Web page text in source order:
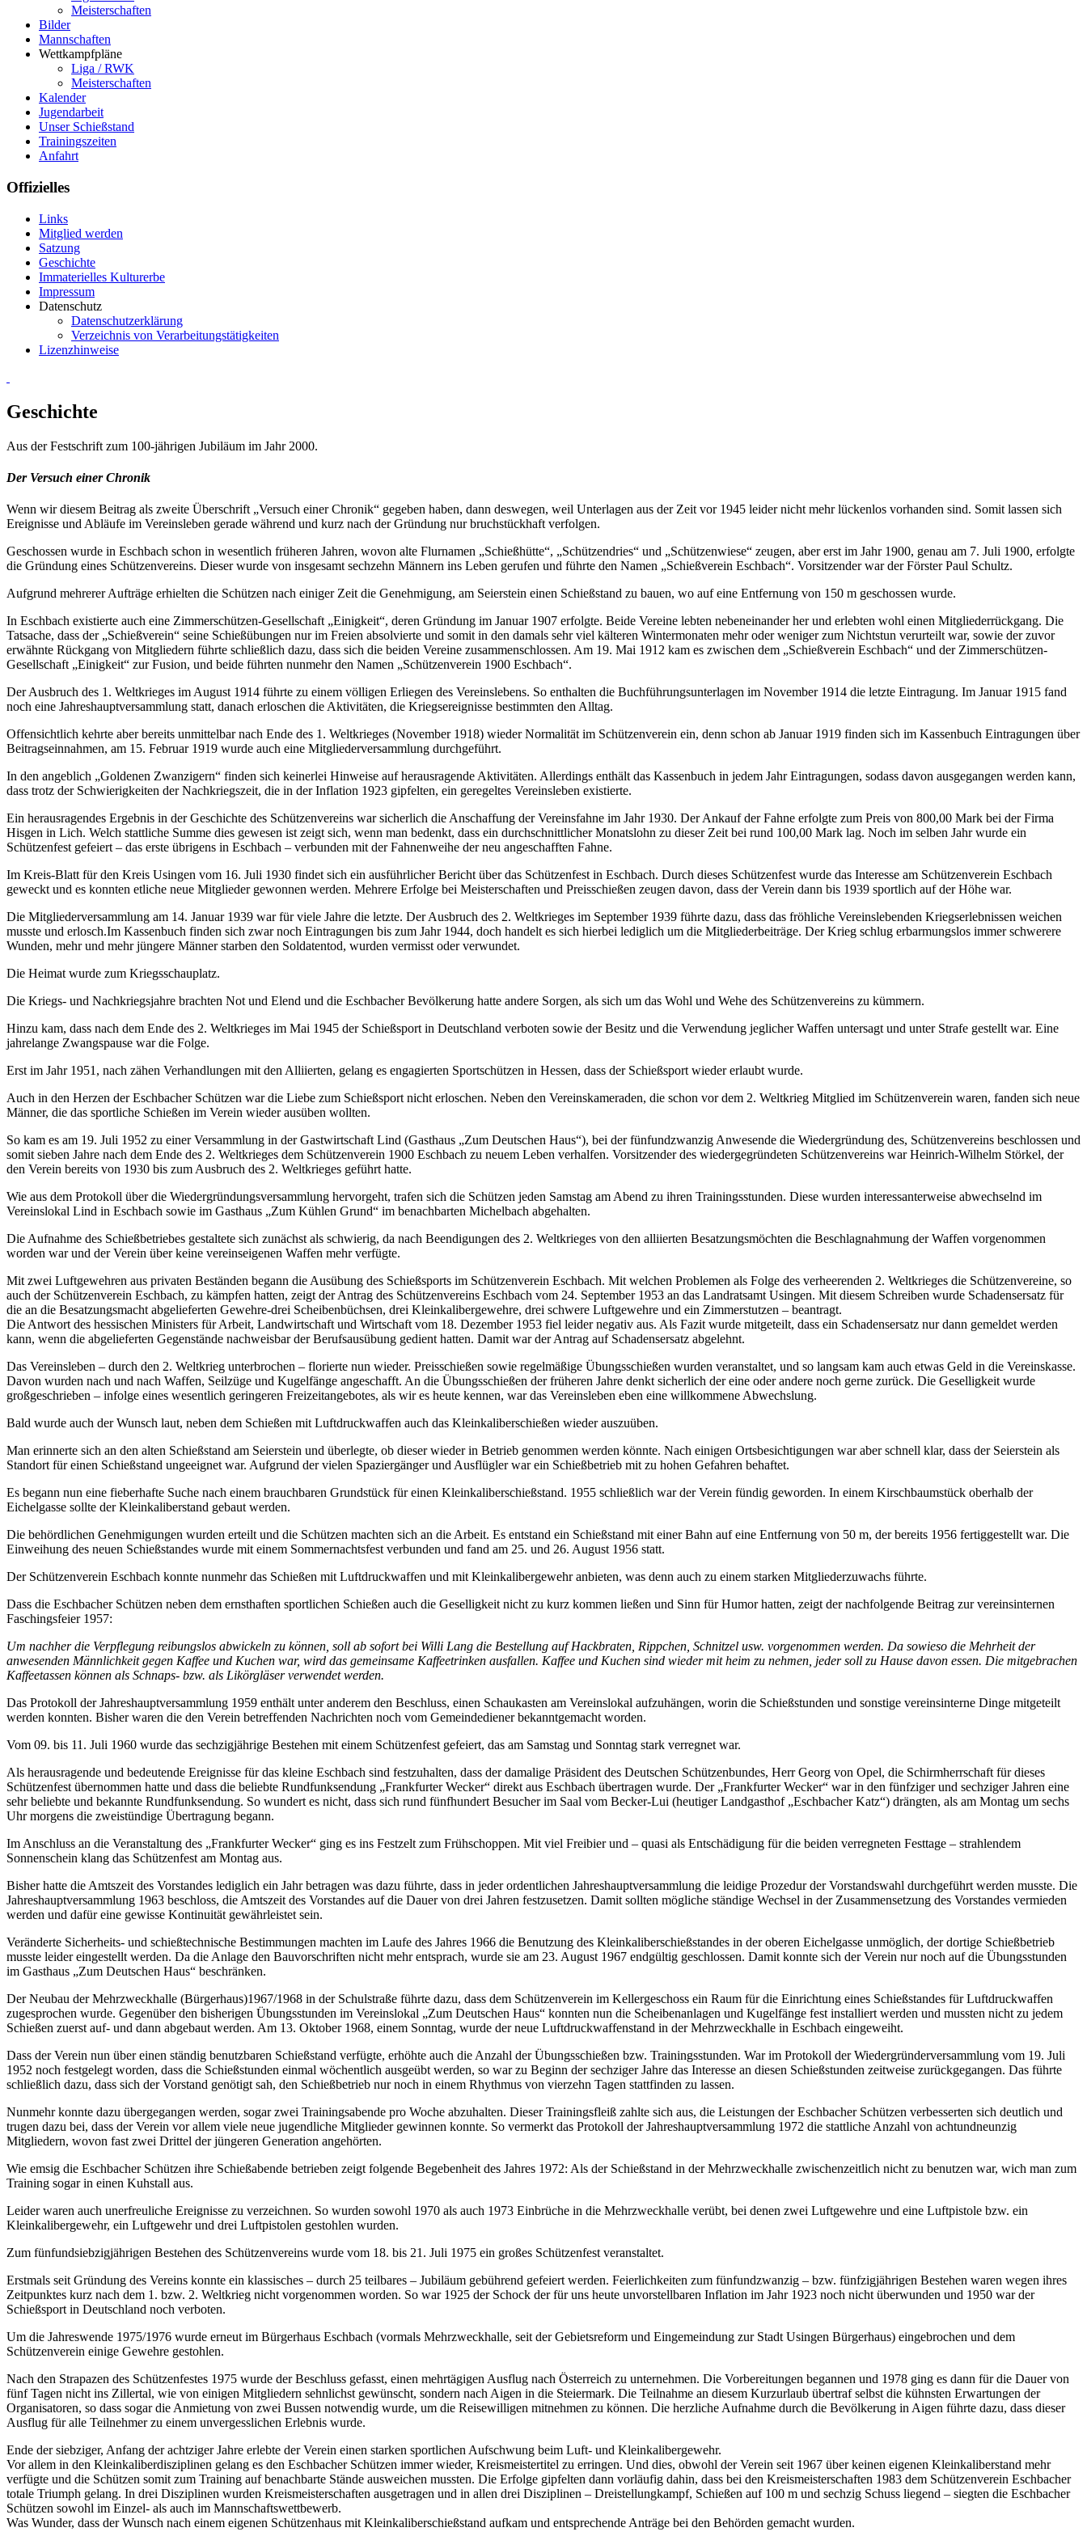
Meisterschaften
Bilder
Mannschaften
Wettkampfpläne
Liga / RWK
Meisterschaften
Kalender
Jugendarbeit
Unser Schießstand
Trainingszeiten
Anfahrt
Offizielles
Links
Mitglied werden
Satzung
Geschichte
Immaterielles Kulturerbe
Impressum
Datenschutz
Datenschutzerklärung
Verzeichnis von Verarbeitungstätigkeiten
Lizenzhinweise
Geschichte
Aus der Festschrift zum 100-jährigen Jubiläum im Jahr 2000.
Der Versuch einer Chronik
Wenn wir diesem Beitrag als zweite Überschrift „Versuch einer Chronik“ gegeben haben, dann deswegen, weil Unterlagen aus der Zeit vor 1945 leider nicht mehr lückenlos vorhanden sind. Somit lassen sich
Ereignisse und Abläufe im Vereinsleben gerade während und kurz nach der Gründung nur bruchstückhaft verfolgen.
Geschossen wurde in Eschbach schon in wesentlich früheren Jahren, wovon alte Flurnamen „Schießhütte“, „Schützendries“ und „Schützenwiese“ zeugen, aber erst im Jahr 1900, genau am 7. Juli 1900, erfolgte
die Gründung eines Schützenvereins. Dieser wurde von insgesamt sechzehn Männern ins Leben gerufen und führte den Namen „Schießverein Eschbach“. Vorsitzender war der Förster Paul Schultz.
Aufgrund mehrerer Aufträge erhielten die Schützen nach einiger Zeit die Genehmigung, am Seierstein einen Schießstand zu bauen, wo auf eine Entfernung von 150 m geschossen wurde.
In Eschbach existierte auch eine Zimmerschützen-Gesellschaft „Einigkeit“, deren Gründung im Januar 1907 erfolgte. Beide Vereine lebten nebeneinander her und erlebten wohl einen Mitgliederrückgang. Die
Tatsache, dass der „Schießverein“ seine Schießübungen nur im Freien absolvierte und somit in den damals sehr viel kälteren Wintermonaten mehr oder weniger zum Nichtstun verurteilt war, sowie der zuvor
erwähnte Rückgang von Mitgliedern führte schließlich dazu, dass sich die beiden Vereine zusammenschlossen. Am 19. Mai 1912 kam es zwischen dem „Schießverein Eschbach“ und der Zimmerschützen-
Gesellschaft „Einigkeit“ zur Fusion, und beide führten nunmehr den Namen „Schützenverein 1900 Eschbach“.
Der Ausbruch des 1. Weltkrieges im August 1914 führte zu einem völligen Erliegen des Vereinslebens. So enthalten die Buchführungsunterlagen im November 1914 die letzte Eintragung. Im Januar 1915 fand
noch eine Jahreshauptversammlung statt, danach erloschen die Aktivitäten, die Kriegsereignisse bestimmten den Alltag.
Offensichtlich kehrte aber bereits unmittelbar nach Ende des 1. Weltkrieges (November 1918) wieder Normalität im Schützenverein ein, denn schon ab Januar 1919 finden sich im Kassenbuch Eintragungen über
Beitragseinnahmen, am 15. Februar 1919 wurde auch eine Mitgliederversammlung durchgeführt.
In den angeblich „Goldenen Zwanzigern“ finden sich keinerlei Hinweise auf herausragende Aktivitäten. Allerdings enthält das Kassenbuch in jedem Jahr Eintragungen, sodass davon ausgegangen werden kann,
dass trotz der Schwierigkeiten der Nachkriegszeit, die in der Inflation 1923 gipfelten, ein geregeltes Vereinsleben existierte.
Ein herausragendes Ergebnis in der Geschichte des Schützenvereins war sicherlich die Anschaffung der Vereinsfahne im Jahr 1930. Der Ankauf der Fahne erfolgte zum Preis von 800,00 Mark bei der Firma
Hisgen in Lich. Welch stattliche Summe dies gewesen ist zeigt sich, wenn man bedenkt, dass ein durchschnittlicher Monatslohn zu dieser Zeit bei rund 100,00 Mark lag. Noch im selben Jahr wurde ein
Schützenfest gefeiert – das erste übrigens in Eschbach – verbunden mit der Fahnenweihe der neu angeschafften Fahne.
Im Kreis-Blatt für den Kreis Usingen vom 16. Juli 1930 findet sich ein ausführlicher Bericht über das Schützenfest in Eschbach. Durch dieses Schützenfest wurde das Interesse am Schützenverein Eschbach
geweckt und es konnten etliche neue Mitglieder gewonnen werden. Mehrere Erfolge bei Meisterschaften und Preisschießen zeugen davon, dass der Verein dann bis 1939 sportlich auf der Höhe war.
Die Mitgliederversammlung am 14. Januar 1939 war für viele Jahre die letzte. Der Ausbruch des 2. Weltkrieges im September 1939 führte dazu, dass das fröhliche Vereinslebenden Kriegserlebnissen weichen
musste und erlosch.Im Kassenbuch finden sich zwar noch Eintragungen bis zum Jahr 1944, doch handelt es sich hierbei lediglich um die Mitgliederbeiträge. Der Krieg schlug erbarmungslos immer schwerere
Wunden, mehr und mehr jüngere Männer starben den Soldatentod, wurden vermisst oder verwundet.
Die Heimat wurde zum Kriegsschauplatz.
Die Kriegs- und Nachkriegsjahre brachten Not und Elend und die Eschbacher Bevölkerung hatte andere Sorgen, als sich um das Wohl und Wehe des Schützenvereins zu kümmern.
Hinzu kam, dass nach dem Ende des 2. Weltkrieges im Mai 1945 der Schießsport in Deutschland verboten sowie der Besitz und die Verwendung jeglicher Waffen untersagt und unter Strafe gestellt war. Eine
jahrelange Zwangspause war die Folge.
Erst im Jahr 1951, nach zähen Verhandlungen mit den Alliierten, gelang es engagierten Sportschützen in Hessen, dass der Schießsport wieder erlaubt wurde.
Auch in den Herzen der Eschbacher Schützen war die Liebe zum Schießsport nicht erloschen. Neben den Vereinskameraden, die schon vor dem 2. Weltkrieg Mitglied im Schützenverein waren, fanden sich neue
Männer, die das sportliche Schießen im Verein wieder ausüben wollten.
So kam es am 19. Juli 1952 zu einer Versammlung in der Gastwirtschaft Lind (Gasthaus „Zum Deutschen Haus“), bei der fünfundzwanzig Anwesende die Wiedergründung des, Schützenvereins beschlossen und
somit sieben Jahre nach dem Ende des 2. Weltkrieges dem Schützenverein 1900 Eschbach zu neuem Leben verhalfen. Vorsitzender des wiedergegründeten Schützenvereins war Heinrich-Wilhelm Störkel, der
den Verein bereits von 1930 bis zum Ausbruch des 2. Weltkrieges geführt hatte.
Wie aus dem Protokoll über die Wiedergründungsversammlung hervorgeht, trafen sich die Schützen jeden Samstag am Abend zu ihren Trainingsstunden. Diese wurden interessanterweise abwechselnd im
Vereinslokal Lind in Eschbach sowie im Gasthaus „Zum Kühlen Grund“ im benachbarten Michelbach abgehalten.
Die Aufnahme des Schießbetriebes gestaltete sich zunächst als schwierig, da nach Beendigungen des 2. Weltkrieges von den alliierten Besatzungsmöchten die Beschlagnahmung der Waffen vorgenommen
worden war und der Verein über keine vereinseigenen Waffen mehr verfügte.
Mit zwei Luftgewehren aus privaten Beständen begann die Ausübung des Schießsports im Schützenverein Eschbach. Mit welchen Problemen als Folge des verheerenden 2. Weltkrieges die Schützenvereine, so
auch der Schützenverein Eschbach, zu kämpfen hatten, zeigt der Antrag des Schützenvereins Eschbach vom 24. September 1953 an das Landratsamt Usingen. Mit diesem Schreiben wurde Schadensersatz für
die an die Besatzungsmacht abgelieferten Gewehre-drei Scheibenbüchsen, drei Kleinkalibergewehre, drei schwere Luftgewehre und ein Zimmerstutzen – beantragt.
Die Antwort des hessischen Ministers für Arbeit, Landwirtschaft und Wirtschaft vom 18. Dezember 1953 fiel leider negativ aus. Als Fazit wurde mitgeteilt, dass ein Schadensersatz nur dann gemeldet werden
kann, wenn die abgelieferten Gegenstände nachweisbar der Berufsausübung gedient hatten. Damit war der Antrag auf Schadensersatz abgelehnt.
Das Vereinsleben – durch den 2. Weltkrieg unterbrochen – florierte nun wieder. Preisschießen sowie regelmäßige Übungsschießen wurden veranstaltet, und so langsam kam auch etwas Geld in die Vereinskasse.
Davon wurden nach und nach Waffen, Seilzüge und Kugelfänge angeschafft. An die Übungsschießen der früheren Jahre denkt sicherlich der eine oder andere noch gerne zurück. Die Geselligkeit wurde
großgeschrieben – infolge eines wesentlich geringeren Freizeitangebotes, als wir es heute kennen, war das Vereinsleben eben eine willkommene Abwechslung.
Bald wurde auch der Wunsch laut, neben dem Schießen mit Luftdruckwaffen auch das Kleinkaliberschießen wieder auszuüben.
Man erinnerte sich an den alten Schießstand am Seierstein und überlegte, ob dieser wieder in Betrieb genommen werden könnte. Nach einigen Ortsbesichtigungen war aber schnell klar, dass der Seierstein als
Standort für einen Schießstand ungeeignet war. Aufgrund der vielen Spaziergänger und Ausflügler war ein Schießbetrieb mit zu hohen Gefahren behaftet.
Es begann nun eine fieberhafte Suche nach einem brauchbaren Grundstück für einen Kleinkaliberschießstand. 1955 schließlich war der Verein fündig geworden. In einem Kirschbaumstück oberhalb der
Eichelgasse sollte der Kleinkaliberstand gebaut werden.
Die behördlichen Genehmigungen wurden erteilt und die Schützen machten sich an die Arbeit. Es entstand ein Schießstand mit einer Bahn auf eine Entfernung von 50 m, der bereits 1956 fertiggestellt war. Die
Einweihung des neuen Schießstandes wurde mit einem Sommernachtsfest verbunden und fand am 25. und 26. August 1956 statt.
Der Schützenverein Eschbach konnte nunmehr das Schießen mit Luftdruckwaffen und mit Kleinkalibergewehr anbieten, was denn auch zu einem starken Mitgliederzuwachs führte.
Dass die Eschbacher Schützen neben dem ernsthaften sportlichen Schießen auch die Geselligkeit nicht zu kurz kommen ließen und Sinn für Humor hatten, zeigt der nachfolgende Beitrag zur vereinsinternen
Faschingsfeier 1957:
Um nachher die Verpflegung reibungslos abwickeln zu können, soll ab sofort bei Willi Lang die Bestellung auf Hackbraten, Rippchen, Schnitzel usw. vorgenommen werden. Da sowieso die Mehrheit der
anwesenden Männlichkeit gegen Kaffee und Kuchen war, wird das gemeinsame Kaffeetrinken ausfallen. Kaffee und Kuchen sind wieder mit heim zu nehmen, jeder soll zu Hause davon essen. Die mitgebrachen
Kaffeetassen können als Schnaps- bzw. als Likörgläser verwendet werden.
Das Protokoll der Jahreshauptversammlung 1959 enthält unter anderem den Beschluss, einen Schaukasten am Vereinslokal aufzuhängen, worin die Schießstunden und sonstige vereinsinterne Dinge mitgeteilt
werden konnten. Bisher waren die den Verein betreffenden Nachrichten noch vom Gemeindediener bekanntgemacht worden.
Vom 09. bis 11. Juli 1960 wurde das sechzigjährige Bestehen mit einem Schützenfest gefeiert, das am Samstag und Sonntag stark verregnet war.
Als herausragende und bedeutende Ereignisse für das kleine Eschbach sind festzuhalten, dass der damalige Präsident des Deutschen Schützenbundes, Herr Georg von Opel, die Schirmherrschaft für dieses
Schützenfest übernommen hatte und dass die beliebte Rundfunksendung „Frankfurter Wecker“ direkt aus Eschbach übertragen wurde. Der „Frankfurter Wecker“ war in den fünfziger und sechziger Jahren eine
sehr beliebte und bekannte Rundfunksendung. So wundert es nicht, dass sich rund fünfhundert Besucher im Saal vom Becker-Lui (heutiger Landgasthof „Eschbacher Katz“) drängten, als am Montag um sechs
Uhr morgens die zweistündige Übertragung begann.
Im Anschluss an die Veranstaltung des „Frankfurter Wecker“ ging es ins Festzelt zum Frühschoppen. Mit viel Freibier und – quasi als Entschädigung für die beiden verregneten Festtage – strahlendem
Sonnenschein klang das Schützenfest am Montag aus.
Bisher hatte die Amtszeit des Vorstandes lediglich ein Jahr betragen was dazu führte, dass in jeder ordentlichen Jahreshauptversammlung die leidige Prozedur der Vorstandswahl durchgeführt werden musste. Die
Jahreshauptversammlung 1963 beschloss, die Amtszeit des Vorstandes auf die Dauer von drei Jahren festzusetzen. Damit sollten mögliche ständige Wechsel in der Zusammensetzung des Vorstandes vermieden
werden und dafür eine gewisse Kontinuität gewährleistet sein.
Veränderte Sicherheits- und schießtechnische Bestimmungen machten im Laufe des Jahres 1966 die Benutzung des Kleinkaliberschießstandes in der oberen Eichelgasse unmöglich, der dortige Schießbetrieb
musste leider eingestellt werden. Da die Anlage den Bauvorschriften nicht mehr entsprach, wurde sie am 23. August 1967 endgültig geschlossen. Damit konnte sich der Verein nur noch auf die Übungsstunden
im Gasthaus „Zum Deutschen Haus“ beschränken.
Der Neubau der Mehrzweckhalle (Bürgerhaus)1967/1968 in der Schulstraße führte dazu, dass dem Schützenverein im Kellergeschoss ein Raum für die Einrichtung eines Schießstandes für Luftdruckwaffen
zugesprochen wurde. Gegenüber den bisherigen Übungsstunden im Vereinslokal „Zum Deutschen Haus“ konnten nun die Scheibenanlagen und Kugelfänge fest installiert werden und mussten nicht zu jedem
Schießen zuerst auf- und dann abgebaut werden. Am 13. Oktober 1968, einem Sonntag, wurde der neue Luftdruckwaffenstand in der Mehrzweckhalle in Eschbach eingeweiht.
Dass der Verein nun über einen ständig benutzbaren Schießstand verfügte, erhöhte auch die Anzahl der Übungsschießen bzw. Trainingsstunden. War im Protokoll der Wiedergründerversammlung vom 19. Juli
1952 noch festgelegt worden, dass die Schießstunden einmal wöchentlich ausgeübt werden, so war zu Beginn der sechziger Jahre das Interesse an diesen Schießstunden zeitweise zurückgegangen. Das führte
schließlich dazu, dass sich der Vorstand genötigt sah, den Schießbetrieb nur noch in einem Rhythmus von vierzehn Tagen stattfinden zu lassen.
Nunmehr konnte dazu übergegangen werden, sogar zwei Trainingsabende pro Woche abzuhalten. Dieser Trainingsfleiß zahlte sich aus, die Leistungen der Eschbacher Schützen verbesserten sich deutlich und
trugen dazu bei, dass der Verein vor allem viele neue jugendliche Mitglieder gewinnen konnte. So vermerkt das Protokoll der Jahreshauptversammlung 1972 die stattliche Anzahl von achtundneunzig
Mitgliedern, wovon fast zwei Drittel der jüngeren Generation angehörten.
Wie emsig die Eschbacher Schützen ihre Schießabende betrieben zeigt folgende Begebenheit des Jahres 1972: Als der Schießstand in der Mehrzweckhalle zwischenzeitlich nicht zu benutzen war, wich man zum
Training sogar in einen Kuhstall aus.
Leider waren auch unerfreuliche Ereignisse zu verzeichnen. So wurden sowohl 1970 als auch 1973 Einbrüche in die Mehrzweckhalle verübt, bei denen zwei Luftgewehre und eine Luftpistole bzw. ein
Kleinkalibergewehr, ein Luftgewehr und drei Luftpistolen gestohlen wurden.
Zum fünfundsiebzigjährigen Bestehen des Schützenvereins wurde vom 18. bis 21. Juli 1975 ein großes Schützenfest veranstaltet.
Erstmals seit Gründung des Vereins konnte ein klassisches – durch 25 teilbares – Jubiläum gebührend gefeiert werden. Feierlichkeiten zum fünfundzwanzig – bzw. fünfzigjährigen Bestehen waren wegen ihres
Zeitpunktes kurz nach dem 1. bzw. 2. Weltkrieg nicht vorgenommen worden. So war 1925 der Schock der für uns heute unvorstellbaren Inflation im Jahr 1923 noch nicht überwunden und 1950 war der
Schießsport in Deutschland noch verboten.
Um die Jahreswende 1975/1976 wurde erneut im Bürgerhaus Eschbach (vormals Mehrzweckhalle, seit der Gebietsreform und Eingemeindung zur Stadt Usingen Bürgerhaus) eingebrochen und dem
Schützenverein einige Gewehre gestohlen.
Nach den Strapazen des Schützenfestes 1975 wurde der Beschluss gefasst, einen mehrtägigen Ausflug nach Österreich zu unternehmen. Die Vorbereitungen begannen und 1978 ging es dann für die Dauer von
fünf Tagen nicht ins Zillertal, wie von einigen Mitgliedern sehnlichst gewünscht, sondern nach Aigen in die Steiermark. Die Teilnahme an diesem Kurzurlaub übertraf selbst die kühnsten Erwartungen der
Organisatoren, so dass sogar die Anmietung von zwei Bussen notwendig wurde, um die Reisewilligen mitnehmen zu können. Die herzliche Aufnahme durch die Bevölkerung in Aigen führte dazu, dass dieser
Ausflug für alle Teilnehmer zu einem unvergesslichen Erlebnis wurde.
Ende der siebziger, Anfang der achtziger Jahre erlebte der Verein einen starken sportlichen Aufschwung beim Luft- und Kleinkalibergewehr.
Vor allem in den Kleinkaliberdisziplinen gelang es den Eschbacher Schützen immer wieder, Kreismeistertitel zu erringen. Und dies, obwohl der Verein seit 1967 über keinen eigenen Kleinkaliberstand mehr
verfügte und die Schützen somit zum Training auf benachbarte Stände ausweichen mussten. Die Erfolge gipfelten dann vorläufig dahin, dass bei den Kreismeisterschaften 1983 dem Schützenverein Eschbacher
totale Triumph gelang. In drei Disziplinen wurden Kreismeisterschaften ausgetragen und in allen drei Disziplinen – Dreistellungkampf, Schießen auf 100 m und sechzig Schuss liegend – siegten die Eschbacher
Schützen sowohl im Einzel- als auch im Mannschaftswettbewerb.
Was Wunder, dass der Wunsch nach einem eigenen Schützenhaus mit Kleinkaliberschießstand aufkam und entsprechende Anträge bei den Behörden gemacht wurden.